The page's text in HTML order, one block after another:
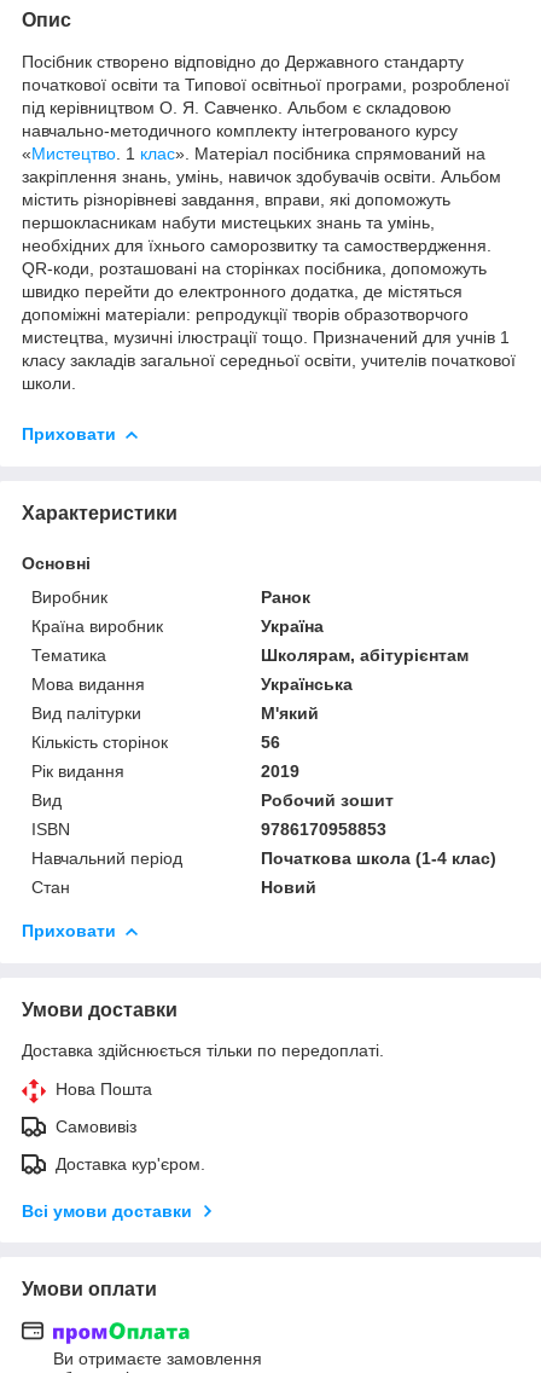
Опис
Посібник створено відповідно до Державного стандарту
початкової освіти та Типової освітньої програми, розробленої
під керівництвом О. Я. Савченко. Альбом є складовою
навчально-методичного комплекту інтегрованого курсу
«Мистецтво . 1 клас». Матеріал посібника спрямований на
закріплення знань, умінь, навичок здобувачів освіти. Альбом
містить різнорівневі завдання, вправи, які допоможуть
першокласникам набути мистецьких знань та умінь,
необхідних для їхнього саморозвитку та самоствердження.
QR-коди, розташовані на сторінках посібника, допоможуть
швидко перейти до електронного додатка, де містяться
допоміжні матеріали: репродукції творів образотворчого
мистецтва, музичні ілюстрації тощо. Призначений для учнів 1
класу закладів загальної середньої освіти, учителів початкової
школи.
Приховати
Характеристики
Основні
Виробник
Ранок
Країна виробник
Україна
Тематика
Школярам, абітурієнтам
Мова видання
Українська
Вид палітурки
М'який
Кількість сторінок
56
Рік видання
2019
Вид
Робочий зошит
ISBN
9786170958853
Навчальний період
Початкова школа (1-4 клас)
Стан
Новий
Приховати
Умови доставки
Доставка здійснюється тільки по передоплаті.
Нова Пошта
Самовивіз
Доставка кур'єром.
Всі умови доставки
Умови оплати
Ви отримаєте замовлення